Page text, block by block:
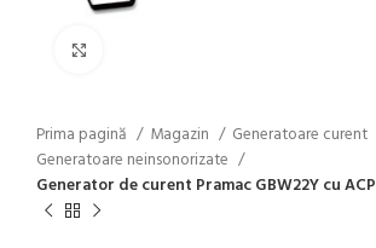
Prima pagină Magazin
Generatoare curent
Generatoare neinsonorizate
Generator de curent Pramac GBW22Y cu ACP